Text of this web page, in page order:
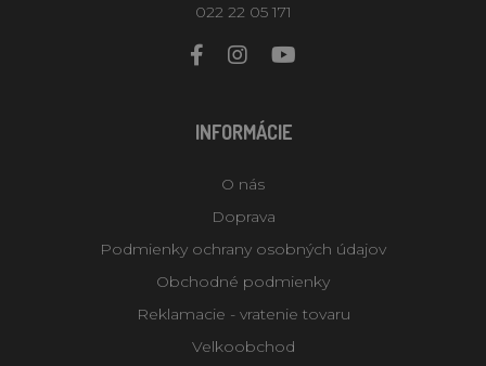
022 22 05 171
INFORMÁCIE
O nás
Doprava
Podmienky ochrany osobných údajov
Obchodné podmienky
Reklamacie - vratenie tovaru
Velkoobchod